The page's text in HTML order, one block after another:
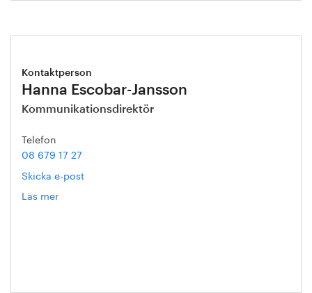
Kontaktperson
Hanna Escobar-Jansson
Kommunikationsdirektör
Telefon
08 679 17 27
Skicka e-post
Läs mer